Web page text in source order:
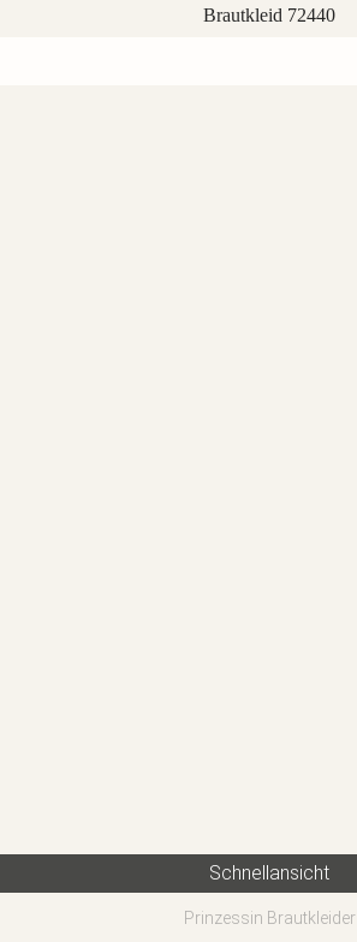
Brautkleid 72440
Schnellansicht
Prinzessin Brautkleider